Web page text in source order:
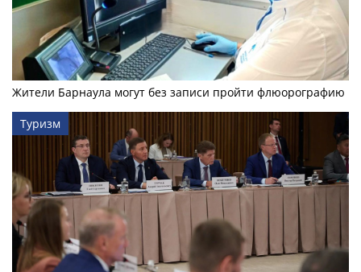
Жители Барнаула могут без записи пройти флюорографию
Туризм